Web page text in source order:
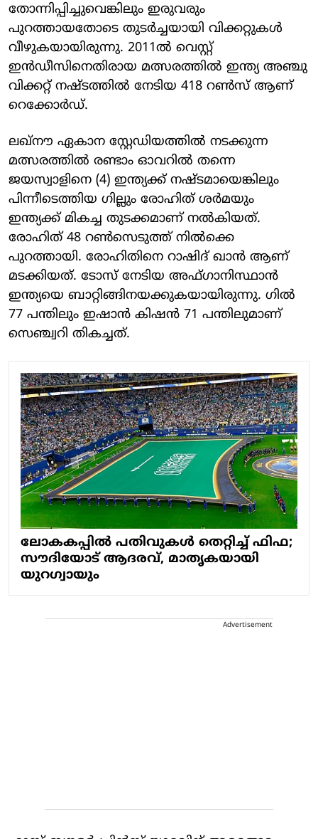
തോന്നിപ്പിച്ചുവെങ്കിലും ഇരുവരും
പുറത്തായതോടെ തുടര്‍ച്ചയായി വിക്കറ്റുകള്‍
വീഴുകയായിരുന്നു. 2011ല്‍ വെസ്റ്റ്
ഇന്‍ഡീസിനെതിരായ മത്സരത്തില്‍ ഇന്ത്യ അഞ്ചു
വിക്കറ്റ് നഷ്ടത്തില്‍ നേടിയ 418 റണ്‍സ് ആണ്
റെക്കോര്‍ഡ്.
ലഖ്‌നൗ ഏകാന സ്റ്റേഡിയത്തില്‍ നടക്കുന്ന
മത്സരത്തില്‍ രണ്ടാം ഓവറില്‍ തന്നെ
ജയസ്വാളിനെ (4) ഇന്ത്യക്ക് നഷ്ടമായെങ്കിലും
പിന്നീടെത്തിയ ഗില്ലും രോഹിത് ശര്‍മയും
ഇന്ത്യക്ക് മികച്ച തുടക്കമാണ് നല്‍കിയത്.
രോഹിത് 48 റണ്‍സെടുത്ത് നില്‍ക്കെ
പുറത്തായി. രോഹിതിനെ റാഷിദ് ഖാന്‍ ആണ്
മടക്കിയത്. ടോസ് നേടിയ അഫ്ഗാനിസ്ഥാന്‍
ഇന്ത്യയെ ബാറ്റിങ്ങിനയക്കുകയായിരുന്നു. ഗില്‍
77 പന്തിലും ഇഷാന്‍ കിഷന്‍ 71 പന്തിലുമാണ്
സെഞ്ച്വറി തികച്ചത്.
ലോകകപ്പില്‍ പതിവുകള്‍ തെറ്റിച്ച് ഫിഫ;
സൗദിയോട് ആദരവ്, മാതൃകയായി
യുറഗ്വായും
Advertisement